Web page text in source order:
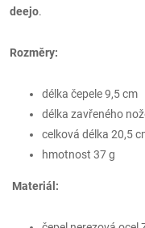
deejo.
Rozměry:
délka čepele 9,5 cm
délka zavřeného
celková délka 20,5
hmotnost 37 g
Materiál: